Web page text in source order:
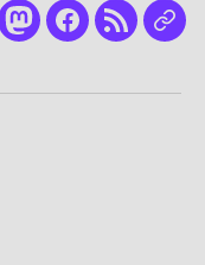
MastodonFacebook
RSS